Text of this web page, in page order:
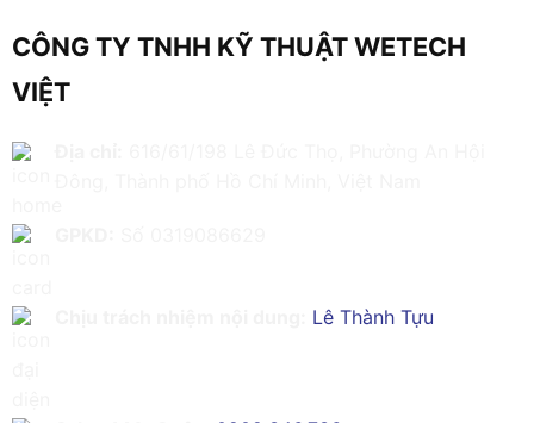
CÔNG TY TNHH KỸ THUẬT WETECH
VIỆT
Lê Thành Tựu